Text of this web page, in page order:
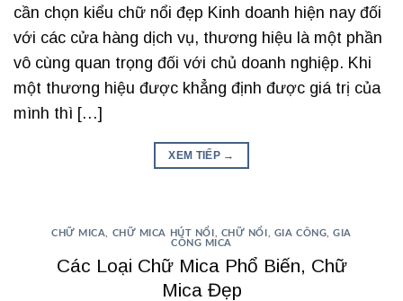
cần chọn kiểu chữ nổi đẹp Kinh doanh hiện nay đối
với các cửa hàng dịch vụ, thương hiệu là một phần
vô cùng quan trọng đối với chủ doanh nghiệp. Khi
một thương hiệu được khẳng định được giá trị của
mình thì […]
XEM TIẾP →
CHỮ MICA, CHỮ MICA HÚT NỔI , CHỮ NỔI , GIA CÔNG,GIA
CÔNG MICA
Các Loại Chữ Mica Phổ Biến, Chữ
Mica Đẹp